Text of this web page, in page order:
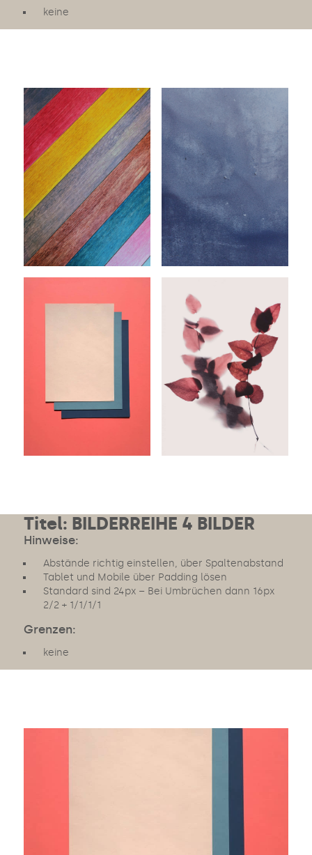
keine
Titel: BILDERREIHE 4 BILDER
Hinweise:
Abstände richtig einstellen, über Spaltenabstand
Tablet und Mobile über Padding lösen
Standard sind 24px – Bei Umbrüchen dann 16px
2/2 + 1/1/1/1
Grenzen:
keine